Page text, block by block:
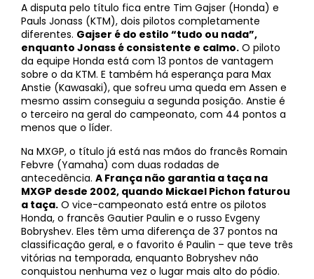
A disputa pelo título fica entre Tim Gajser (Honda) e
Pauls Jonass (KTM), dois pilotos completamente
diferentes. Gajser é do estilo “tudo ou nada”,
enquanto Jonass é consistente e calmo. O piloto
da equipe Honda está com 13 pontos de vantagem
sobre o da KTM. E também há esperança para Max
Anstie (Kawasaki), que sofreu uma queda em Assen e
mesmo assim conseguiu a segunda posição. Anstie é
o terceiro na geral do campeonato, com 44 pontos a
menos que o líder.
Na MXGP, o título já está nas mãos do francês Romain
Febvre (Yamaha) com duas rodadas de
antecedência. A França não garantia a taça na
MXGP desde 2002, quando Mickael Pichon faturou
a taça. O vice-campeonato está entre os pilotos
Honda, o francês Gautier Paulin e o russo Evgeny
Bobryshev. Eles têm uma diferença de 37 pontos na
classificação geral, e o favorito é Paulin – que teve três
vitórias na temporada, enquanto Bobryshev não
conquistou nenhuma vez o lugar mais alto do pódio.